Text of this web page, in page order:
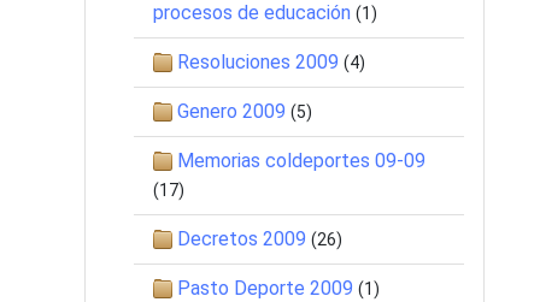
procesos de educación (1)
Resoluciones 2009 (4)
Genero 2009 (5)
Memorias coldeportes 09-09
(17)
Decretos 2009 (26)
Pasto Deporte 2009 (1)